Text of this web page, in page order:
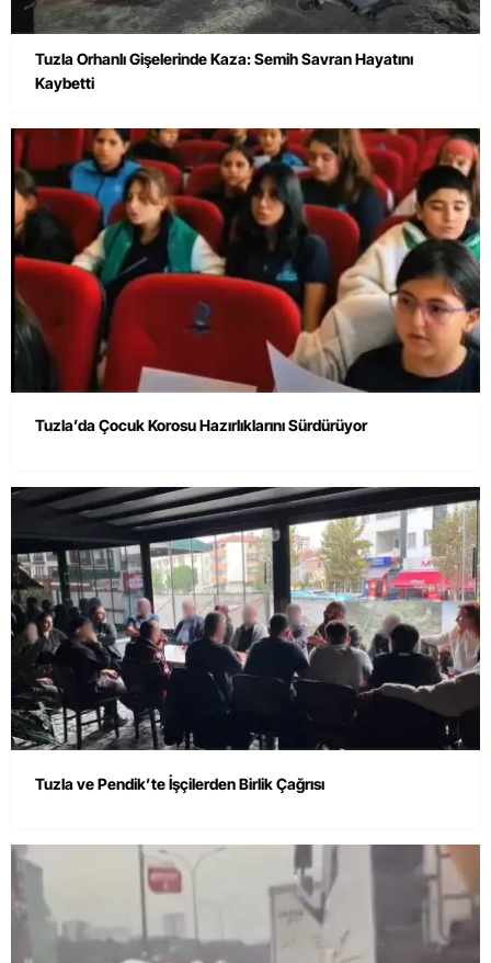
Tuzla Orhanlı Gişelerinde Kaza: Semih Savran Hayatını
Kaybetti
Tuzla’da Çocuk Korosu Hazırlıklarını Sürdürüyor
Tuzla ve Pendik’te İşçilerden Birlik Çağrısı